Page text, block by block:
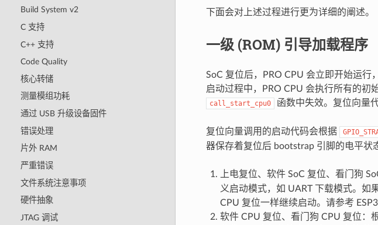
Build System v2
C 支持
C++ 支持
Code Quality
核心转储
测量模组功耗
通过 USB 升级设备固件
错误处理
片外 RAM
严重错误
文件系统注意事项
硬件抽象
JTAG 调试
下面会对上述过程进行更为详细的阐述。
一级 (ROM) 引导加载程序
SoC 复位后，PRO CPU 会立即开始运
启动过程中，PRO CPU 会执行所有的初
call_start_cpu0 函数中失效。复位向量
复位向量调用的启动代码会根据
器保存着复位后 bootstrap 引脚的电平状
上电复位、软件 SoC 复位、看门狗
义启动模式，如 UART 下载模式。如
CPU 复位一样继续启动。请参考
软件 CPU 复位、看门狗 CPU 复位：